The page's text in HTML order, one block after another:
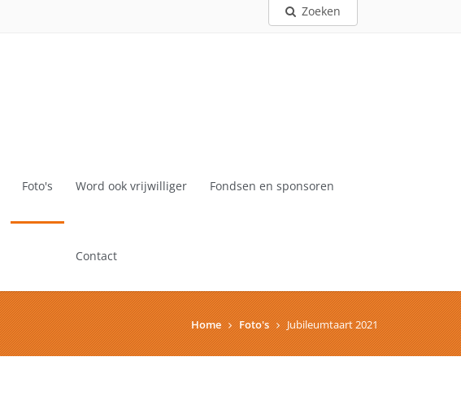
Zoeken
Foto's Word ook vrijwilliger Fondsen en sponsoren
Contact
Home Foto's Jubileumtaart 2021